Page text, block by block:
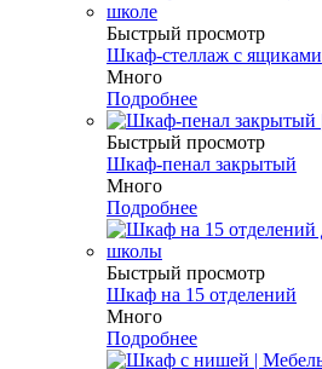
Быстрый просмотр
Шкаф-стеллаж с ящиками
Много
Подробнее
Быстрый просмотр
Шкаф-пенал закрытый
Много
Подробнее
Быстрый просмотр
Шкаф на 15 отделений
Много
Подробнее